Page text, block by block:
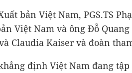
bản Việt Nam, PGS.TS
Việt Nam và ông Đỗ Quang
Claudia Kaiser và đoàn
định Việt Nam đang